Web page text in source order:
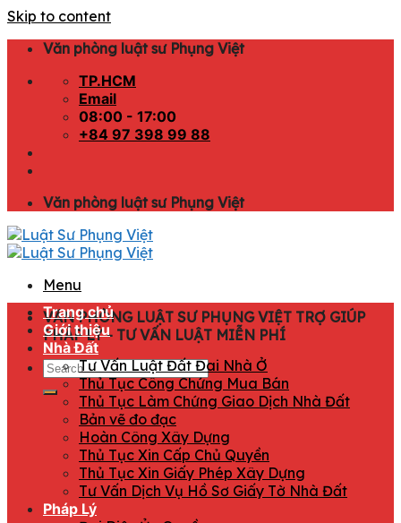
Skip to content
Văn phòng luật sư Phụng Việt
TP.HCM
Email
08:00 - 17:00
+84 97 398 99 88
Văn phòng luật sư Phụng Việt
Menu
VĂN PHÒNG LUẬT SƯ PHỤNG VIỆT TRỢ GIÚP
PHÁP LÝ - TƯ VẤN LUẬT MIỄN PHÍ
Trang chủ
Giới thiệu
Nhà Đất
Tư Vấn Luật Đất Đai Nhà Ở
Thủ Tục Công Chứng Mua Bán
Thủ Tục Làm Chứng Giao Dịch Nhà Đất
Bản vẽ đo đạc
Hoàn Công Xây Dựng
Thủ Tục Xin Cấp Chủ Quyền
Thủ Tục Xin Giấy Phép Xây Dựng
Tư Vấn Dịch Vụ Hồ Sơ Giấy Tờ Nhà Đất
Pháp Lý